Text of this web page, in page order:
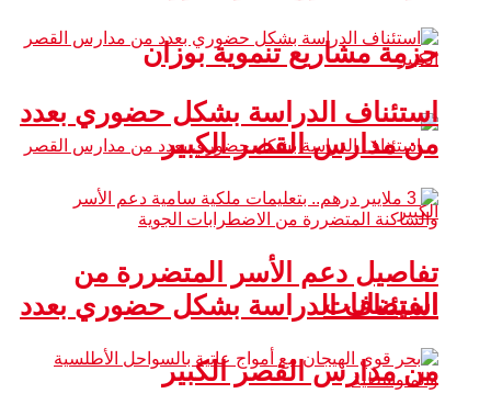
حزمة مشاريع تنموية بوزان
استئناف الدراسة بشكل حضوري بعدد
من مدارس القصر الكبير
استئناف الدراسة بشكل حضوري بعدد
من مدارس القصر الكبير
تفاصيل دعم الأسر المتضررة من
الفيضانات